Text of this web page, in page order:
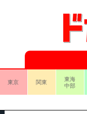
東京 関東
東海
中部